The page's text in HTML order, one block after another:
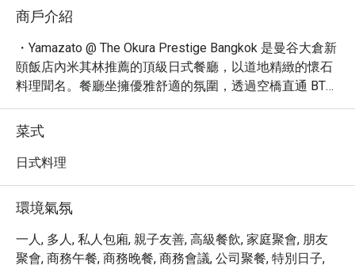
商戶介紹
・Yamazato @ The Okura Prestige Bangkok 是曼谷大倉新
頤飯店內米其林推薦的頂級日式餐廳，以道地精緻的懷石
料理聞名。餐廳坐擁優雅舒適的氛圍，透過空橋直通 BTS
Phloen Chit 站，交通便捷，深受 4.5 星高評價旅客喜愛。
必嚐的包括季節懷石、經典鐵板燒、以及新鮮壽司與天婦
羅，完美呈現日式料理的精髓。
・立即透過 Eatigo 預訂 Yamazato，享獨家優惠，最高可
菜式
日式料理
環境氣氛
一人, 多人, 私人包廂, 親子友善, 高級餐飲, 家庭聚會, 朋友
聚會, 商務午餐, 商務晚餐, 商務會議, 公司聚餐, 特別日子,